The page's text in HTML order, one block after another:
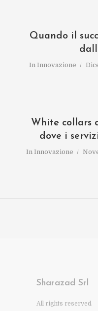
Quando il
In Innovazione
White collars
dove i
In Innovazione
Sharazad Srl
All rights reserved.